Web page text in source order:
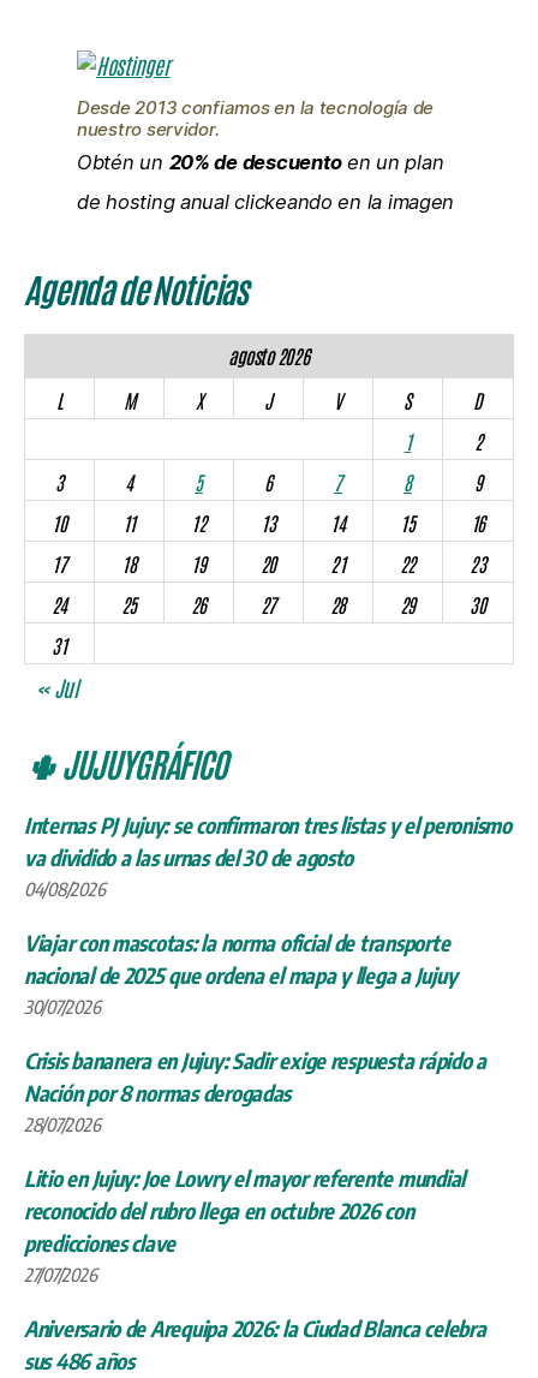
Desde 2013 confiamos en la tecnología de
nuestro servidor.
Obtén un 20% de descuentoen un plan
de hosting anual clickeando en la imagen
Agenda de Noticias
agosto 2026
L
M X J V S
D
1
2
3
4 5 6 7 8
9
10
11 12 13 14 15
16
17
18 19 20 21 22
23
24
25 26 27 28 29
30
31
« Jul
🌵 JUJUYGRÁFICO
Internas PJ Jujuy: se confirmaron tres listas y el peronismo
va dividido a las urnas del 30 de agosto
04/08/2026
Viajar con mascotas: la norma oficial de transporte
nacional de 2025 que ordena el mapa y llega a Jujuy
30/07/2026
Crisis bananera en Jujuy: Sadir exige respuesta rápido a
Nación por 8 normas derogadas
28/07/2026
Litio en Jujuy: Joe Lowry el mayor referente mundial
reconocido del rubro llega en octubre 2026 con
predicciones clave
27/07/2026
Aniversario de Arequipa 2026: la Ciudad Blanca celebra
sus 486 años